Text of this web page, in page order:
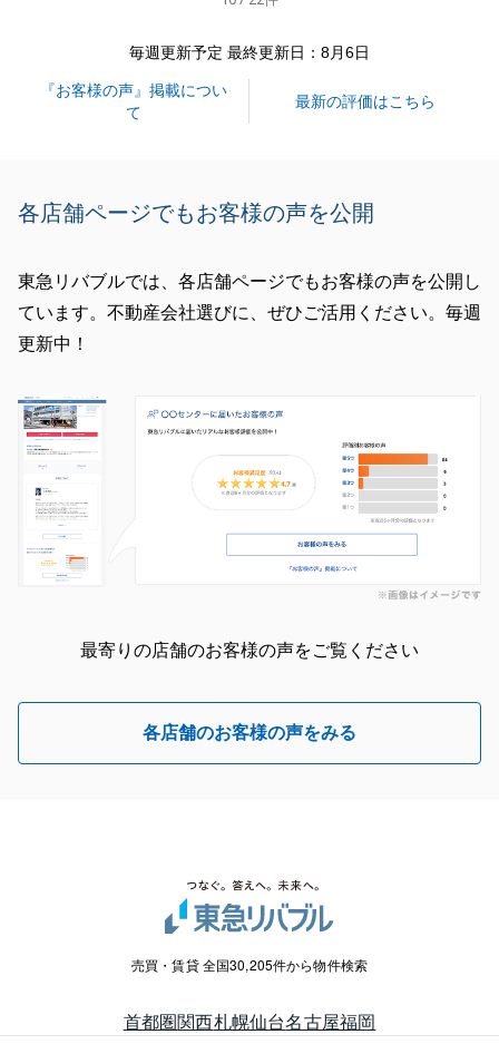
るのではないかと、私自身も非常に楽しみにしており
完成して落ち着きましたら、是非お伺いさせていただ
けますと幸いです。
今後とも末永くよろしくお願いいたします。
閉じる
毎週更新予定 最終更新日：8月6日
『お客様の声』掲載につい
て
最新の評価はこちら
各店舗ページでもお客様の声を公開
東急リバブルでは、各店舗ページでもお客様の声を公開し
ています。不動産会社選びに、ぜひご活用ください。毎週
更新中！
最寄りの店舗のお客様の声をご覧ください
各店舗のお客様の声をみる
売買・賃貸 全国30,205件から物件検索
首都圏関西札幌仙台名古屋福岡